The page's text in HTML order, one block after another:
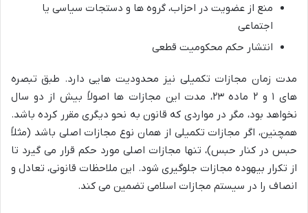
منع از عضویت در احزاب، گروه ها و دستجات سیاسی یا
اجتماعی
انتشار حکم محکومیت قطعی
مدت زمان مجازات تکمیلی نیز محدودیت هایی دارد. طبق تبصره
های ۱ و ۲ ماده ۲۳، مدت این مجازات ها اصولاً بیش از دو سال
نخواهد بود، مگر در مواردی که قانون به نحو دیگری مقرر کرده باشد.
همچنین، اگر مجازات تکمیلی از همان نوع مجازات اصلی باشد (مثلاً
حبس در کنار حبس)، تنها مجازات اصلی مورد حکم قرار می گیرد تا
از تکرار بیهوده مجازات جلوگیری شود. این ملاحظات قانونی، تعادل و
انصاف را در سیستم مجازات اسلامی تضمین می کند.